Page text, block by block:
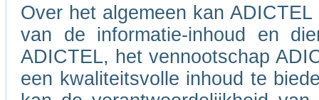
Over het algemeen kan
van de informatie-inhoud en
ADICTEL, het vennootschap
een kwaliteitsvolle inhoud te